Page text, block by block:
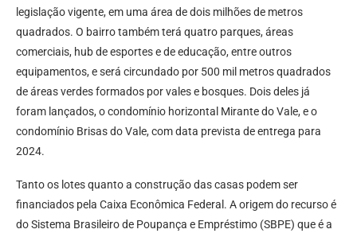
legislação vigente, em uma área de dois milhões de metros
quadrados. O bairro também terá quatro parques, áreas
comerciais, hub de esportes e de educação, entre outros
equipamentos, e será circundado por 500 mil metros quadrados
de áreas verdes formados por vales e bosques. Dois deles já
foram lançados, o condomínio horizontal Mirante do Vale, e o
condomínio Brisas do Vale, com data prevista de entrega para
2024.
Tanto os lotes quanto a construção das casas podem ser
financiados pela Caixa Econômica Federal. A origem do recurso é
do Sistema Brasileiro de Poupança e Empréstimo (SBPE) que é a